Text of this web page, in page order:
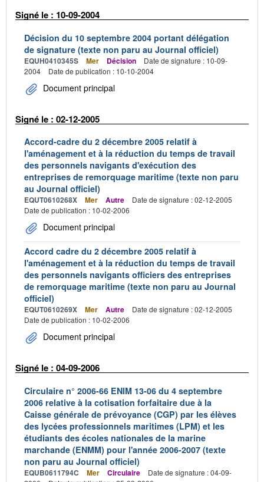
Signé le : 10-09-2004
Décision du 10 septembre 2004 portant délégation
de signature (texte non paru au Journal officiel)
EQUH0410345S Mer Décision
Date de signature : 10-09-
2004
Date de publication : 10-10-2004
Document principal
Signé le : 02-12-2005
Accord-cadre du 2 décembre 2005 relatif à
l'aménagement et à la réduction du temps de travail
des personnels navigants d'exécution des
entreprises de remorquage maritime (texte non paru
au Journal officiel)
EQUT0610268X Mer Autre
Date de signature : 02-12-2005
Date de publication : 10-02-2006
Document principal
Accord cadre du 2 décembre 2005 relatif à
l'aménagement et à la réduction du temps de travail
des personnels navigants officiers des entreprises
de remorquage maritime (texte non paru au Journal
officiel)
EQUT0610269X Mer Autre
Date de signature : 02-12-2005
Date de publication : 10-02-2006
Document principal
Signé le : 04-09-2006
Circulaire n° 2006-66 ENIM 13-06 du 4 septembre
2006 relative à la cotisation forfaitaire due à la
Caisse générale de prévoyance (CGP) par les élèves
des lycées professionnels maritimes (LPM) et les
étudiants des écoles nationales de la marine
marchande (ENMM) pour l'année 2006-2007 (texte
non paru au Journal officiel)
EQUB0611794C Mer Circulaire
Date de signature : 04-09-